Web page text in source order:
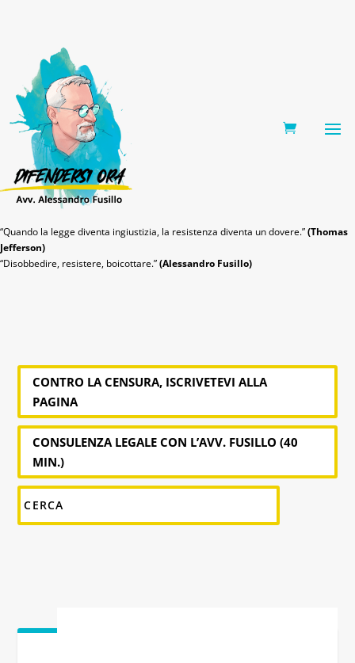
“Quando la legge diventa ingiustizia, la resistenza diventa un dovere.”(Thomas
Jefferson)
“Disobbedire, resistere, boicottare.”(Alessandro Fusillo)
CONTRO LA CENSURA, ISCRIVETEVI ALLA
PAGINA
CONSULENZA LEGALE CON L’AVV. FUSILLO (40
MIN.)